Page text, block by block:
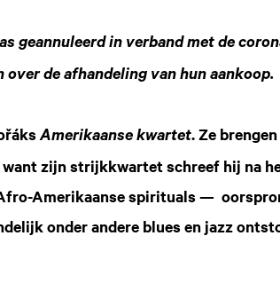
geannuleerd in verband met de
de afhandeling van hun aankoop.
Amerikaanse kwartet. Ze
zijn strijkkwartet schreef hij na
Amerikaanse spirituals —
onder andere blues en jazz